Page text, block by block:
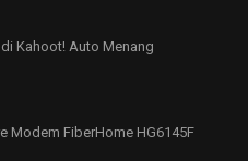
Kahoot! Auto Menang
Modem FiberHome HG6145F